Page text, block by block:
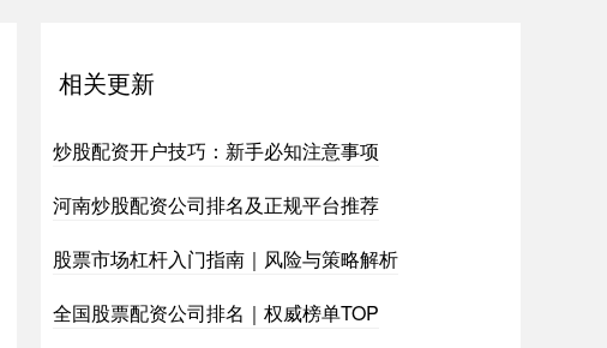
相关更新
炒股配资开户技巧：新手必知注意事项
河南炒股配资公司排名及正规平台推荐
股票市场杠杆入门指南｜风险与策略解析
全国股票配资公司排名｜权威榜单TOP